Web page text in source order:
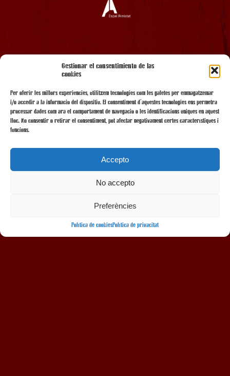
Gestionar el consentimiento de las
cookies
Per oferir les millors experiències, utilitzem tecnologies com les galetes per emmagatzemar
i/o accedir a la informació del dispositiu. El consentiment d'aquestes tecnologies ens permetrà
processar dades com ara el comportament de navegació o les identificacions úniques en aquest
lloc. No consentir o retirar el consentiment, pot afectar negativament certes característiques i
funcions.
Accepto
No accepto
Preferències
Política de cookiesPolítica de privacitat
AMB EL SUPORT
AMB LA COL·LABORACIÓ